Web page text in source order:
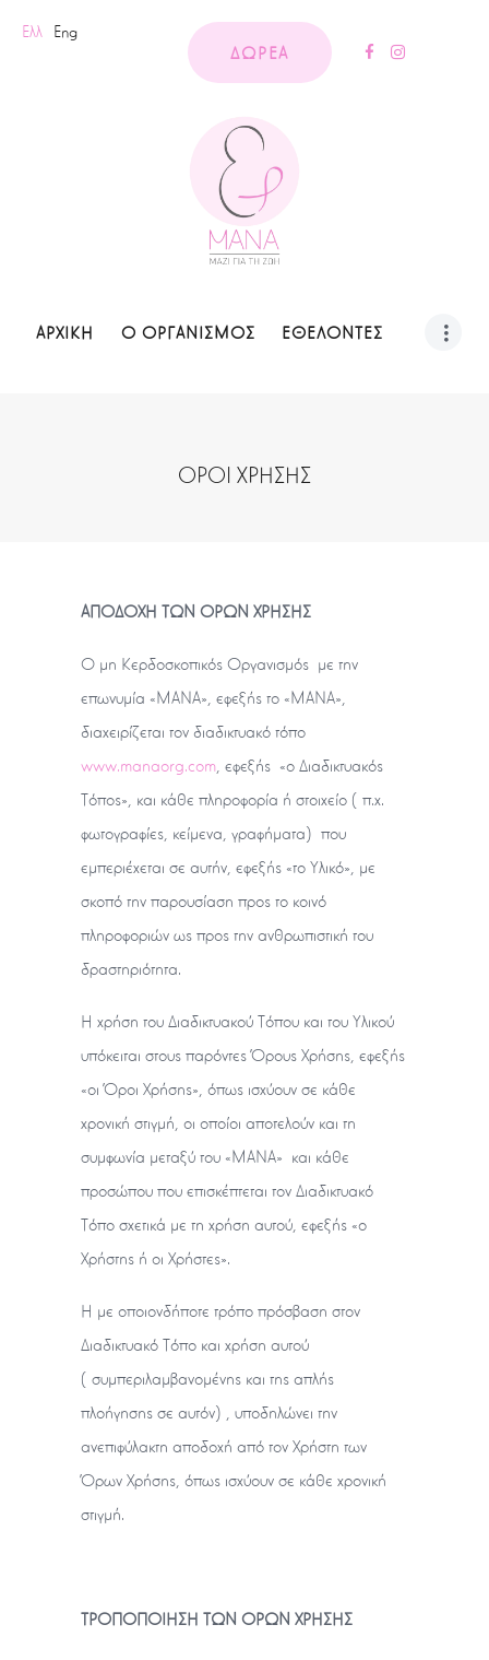
Ελλ Eng
ΔΩΡΕΑ
ΑΡΧΙΚΗ Ο ΟΡΓΑΝΙΣΜΟΣ ΕΘΕΛΟΝΤΕΣ
ΟΡΟΙ ΧΡΗΣΗΣ
ΑΠΟΔΟΧΗ ΤΩΝ OΡΩΝ ΧΡΗΣΗΣ
Ο μη Κερδοσκοπικός Οργανισμός με την
επωνυμία «ΜΑΝΑ», εφεξής το «ΜΑΝΑ»,
διαχειρίζεται τον διαδικτυακό τόπο
www.manaorg.com , εφεξής «o Διαδικτυακός
Τόπος», και κάθε πληροφορία ή στοιχείο (π.χ.
φωτογραφίες, κείμενα, γραφήματα) που
εμπεριέχεται σε αυτήν, εφεξής «το Υλικό», με
σκοπό την παρουσίαση προς το κοινό
πληροφοριών ως προς την ανθρωπιστική του
δραστηριότητα.
Η χρήση του Διαδικτυακού Τόπου και του Υλικού
υπόκειται στους παρόντες Όρους Χρήσης, εφεξής
«οι Όροι Χρήσης», όπως ισχύουν σε κάθε
χρονική στιγμή, οι οποίοι αποτελούν και τη
συμφωνία μεταξύ του «MANΑ» και κάθε
προσώπου που επισκέπτεται τον Διαδικτυακό
Τόπο σχετικά με τη χρήση αυτού, εφεξής «ο
Χρήστης ή οι Χρήστες».
Η με οποιονδήποτε τρόπο πρόσβαση στον
Διαδικτυακό Τόπο και χρήση αυτού
(συμπεριλαμβανομένης και της απλής
πλοήγησης σε αυτόν), υποδηλώνει την
ανεπιφύλακτη αποδοχή από τον Χρήστη των
Όρων Χρήσης, όπως ισχύουν σε κάθε χρονική
στιγμή.
ΤΡΟΠΟΠΟΙΗΣΗ ΤΩΝ OΡΩΝ ΧΡΗΣΗΣ